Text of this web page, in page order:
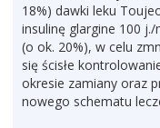
18%) dawki leku
insulinę glargine 100
(o ok. 20%), w celu
się ścisłe
okresie zamiany oraz
nowego schematu